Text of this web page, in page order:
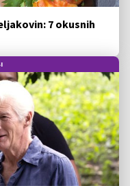
7 okusnih